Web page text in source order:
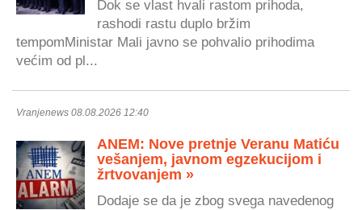
Dok se vlast hvali rastom prihoda,
rashodi rastu duplo bržim
tempomMinistar Mali javno se pohvalio prihodima
većim od pl...
Vranjenews 08.08.2026 12:40
ANEM: Nove pretnje Veranu Matiću
vešanjem, javnom egzekucijom i
žrtvovanjem »
Dodaje se da je zbog svega navedenog